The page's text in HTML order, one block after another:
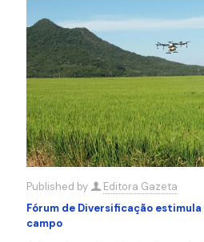
Published by
Editora Gazeta
Fórum de Diversificação
campo